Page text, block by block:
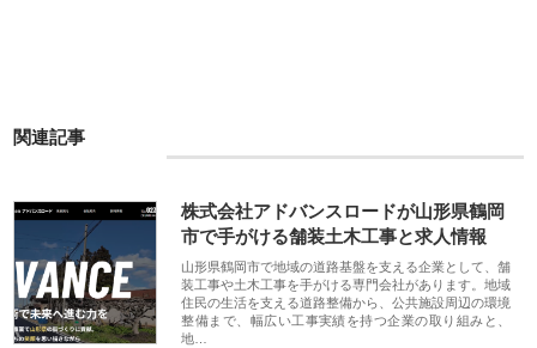
関連記事
株式会社アドバンスロードが山形県鶴岡
市で手がける舗装土木工事と求人情報
山形県鶴岡市で地域の道路基盤を支える企業として、舗
装工事や土木工事を手がける専門会社があります。地域
住民の生活を支える道路整備から、公共施設周辺の環境
整備まで、幅広い工事実績を持つ企業の取り組みと、
地…